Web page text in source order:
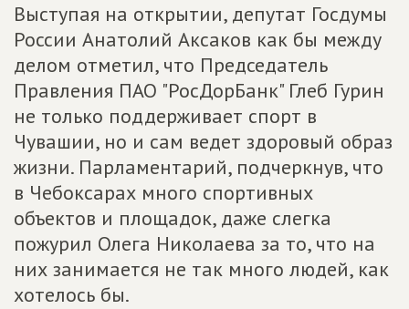
Выступая на открытии, депутат Госдумы
России Анатолий Аксаков как бы между
делом отметил, что Председатель
Правления ПАО "РосДорБанк" Глеб Гурин
не только поддерживает спорт в
Чувашии, но и сам ведет здоровый образ
жизни. Парламентарий, подчеркнув, что
в Чебоксарах много спортивных
объектов и площадок, даже слегка
пожурил Олега Николаева за то, что на
них занимается не так много людей, как
хотелось бы.